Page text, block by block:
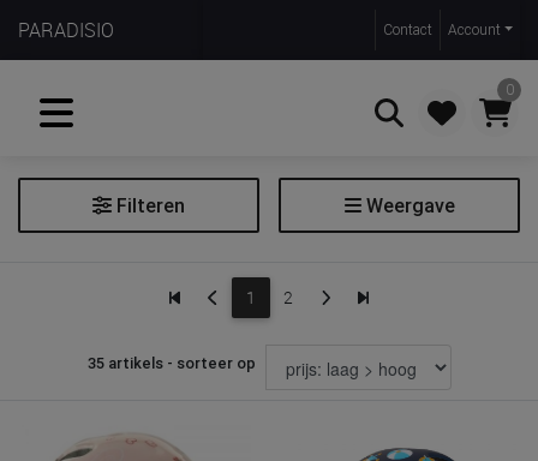
PARADISIO Contact Account
0
Zoeken
Filteren Weergave
Filter fietshelm
44-48 cm
1 2
35 artikels - sorteer op